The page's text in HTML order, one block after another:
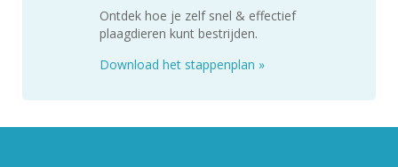
Ontdek hoe je zelf snel & effectief
plaagdieren kunt bestrijden.
Download het stappenplan »